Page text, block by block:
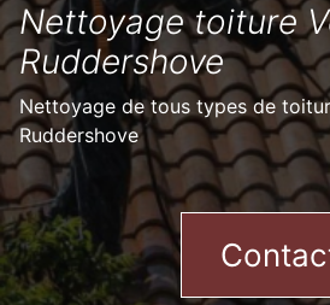
Nettoyage toiture
Ruddershove
Nettoyage de tous types de
Ruddershove